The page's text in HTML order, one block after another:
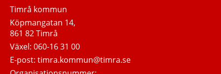
Timrå kommun
Köpmangatan 14,
861 82 Timrå
Växel:060-16 31 00
E-post:timra.kommun@timra.se